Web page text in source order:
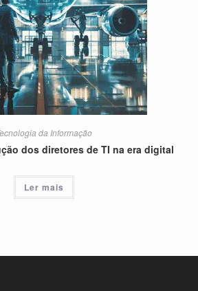
da Informação
dos diretores de TI na era digital
Ler mais